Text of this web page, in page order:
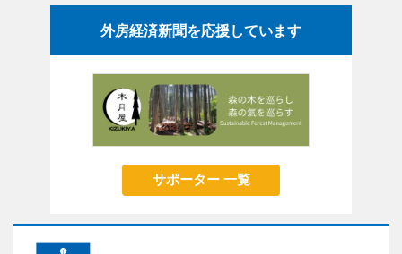
外房経済新聞を応援しています
サポーター 一覧